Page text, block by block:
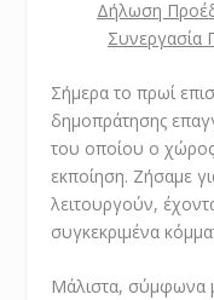
Δήλωση
Συνεργασία
Σήμερα το πρωί
δημοπράτησης
του οποίου ο χώρος
εκποίηση. Ζήσαμε
λειτουργούν,
συγκεκριμένα
Μάλιστα, σύμφωνα